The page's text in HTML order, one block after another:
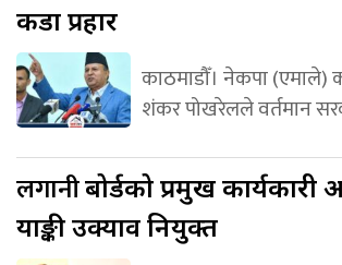
कडा प्रहार
काठमाडौँ। नेकपा (एमाले)
शंकर पोखरेलले वर्तमान
लगानीबोर्डको प्रमुख
याङ्की उक्याव नियुक्त